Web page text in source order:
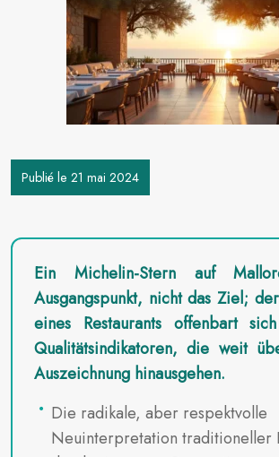
Publié le 21 mai 2024
Ein Michelin-Stern auf
Ausgangspunkt, nicht das Ziel;
eines Restaurants offenbart
Qualitätsindikatoren, die weit
Auszeichnung hinausgehen.
Die radikale, aber respektvolle
Neuinterpretation traditioneller